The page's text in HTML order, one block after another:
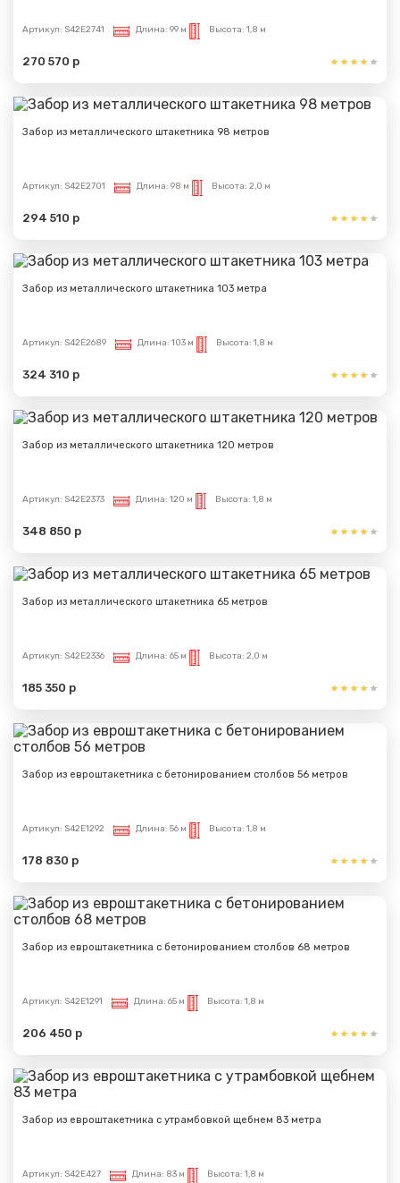
Артикул: S42E2741 Длина: 99 м Высота: 1,8 м
270 570 р
Забор из металлического штакетника 98 метров
Артикул: S42E2701 Длина: 98 м Высота: 2,0 м
294 510 р
Забор из металлического штакетника 103 метра
Артикул: S42E2689 Длина: 103 м Высота: 1,8 м
324 310 р
Забор из металлического штакетника 120 метров
Артикул: S42E2373 Длина: 120 м Высота: 1,8 м
348 850 р
Забор из металлического штакетника 65 метров
Артикул: S42E2336 Длина: 65 м Высота: 2,0 м
185 350 р
Забор из евроштакетника с бетонированием столбов 56 метров
Артикул: S42E1292 Длина: 56 м Высота: 1,8 м
178 830 р
Забор из евроштакетника с бетонированием столбов 68 метров
Артикул: S42E1291 Длина: 65 м Высота: 1,8 м
206 450 р
Забор из евроштакетника с утрамбовкой щебнем 83 метра
Артикул: S42E427 Длина: 83 м Высота: 1,8 м